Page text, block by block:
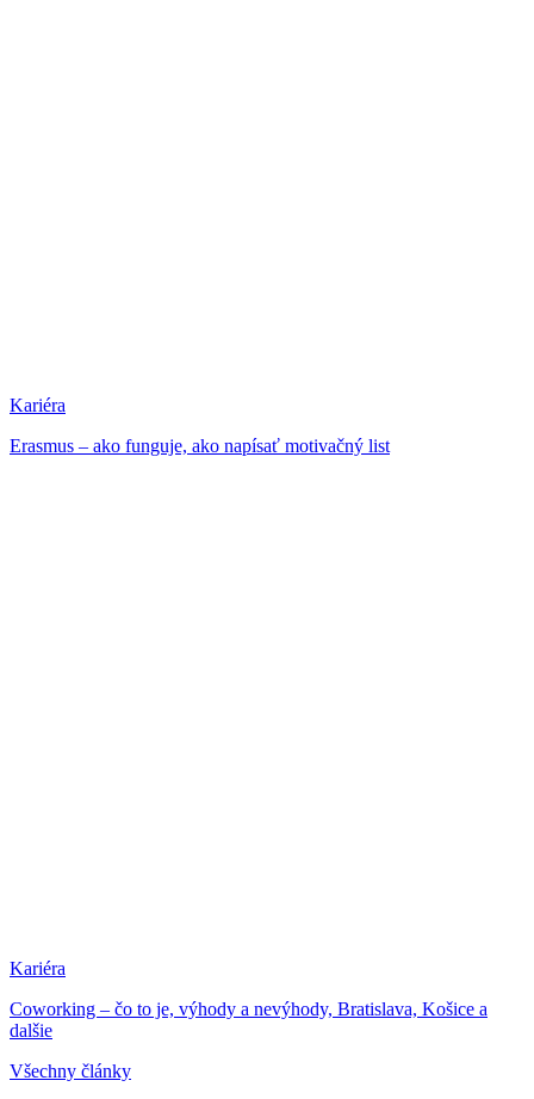
Kariéra
Erasmus – ako funguje, ako napísať motivačný list
Kariéra
Coworking – čo to je, výhody a nevýhody, Bratislava, Košice a
dalšie
Všechny články